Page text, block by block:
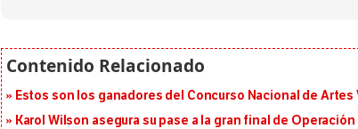
Estos son los ganadores del Concurso Nacional de
Karol Wilson asegura su pase a la gran final de